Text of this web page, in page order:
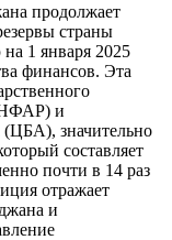
продолжает
страны
1 января 2025
финансов. Эта
и
(ЦБА), значительно
составляет
почти в 14 раз
отражает
и